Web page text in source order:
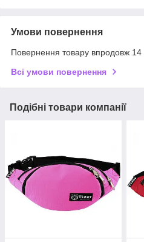
Умови повернення
Повернення товару впродовж 14
Всі умови повернення
Подібні товари компанії